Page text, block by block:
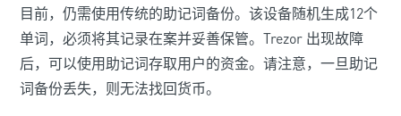
目前，仍需使用传统的助记词备份。该设备随机生成12个
单词，必须将其记录在案并妥善保管。Trezor 出现故障
后，可以使用助记词存取用户的资金。请注意，一旦助记
词备份丢失，则无法找回货币。